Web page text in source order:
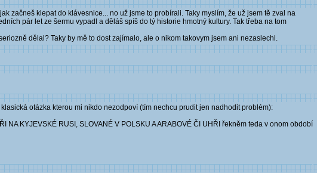
začneš klepat do klávesnice... no už jsme to probírali. Taky myslím, že už jsem tě zval na
pár let ze šermu vypadl a děláš spíš do tý historie hmotný kultury. Tak třeba na tom
dělal? Taky by mě to dost zajímalo, ale o nikom takovym jsem ani nezaslechl.
otázka kterou mi nikdo nezodpoví (tím nechcu prudit jen nadhodit problém):
NA KYJEVSKÉ RUSI, SLOVANÉ V POLSKU A ARABOVÉ ČI UHŘI řekněm teda v onom období